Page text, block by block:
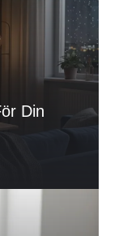
Din